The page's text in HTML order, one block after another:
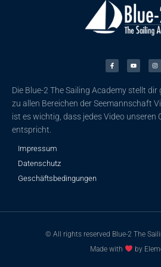
e
b
o
-
u
b
t
a
g
m
Die Blue-2 The Sailing Academy stellt
zu allen Bereichen der Seemannschaft
ist es wichtig, dass jedes Video unseren
entspricht.
Impressum
Datenschutz
Geschäftsbedingungen
© All rights reserved Blue-2 The
Made with
by